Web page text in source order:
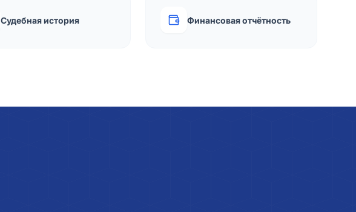
Судебная история Финансовая отчётность